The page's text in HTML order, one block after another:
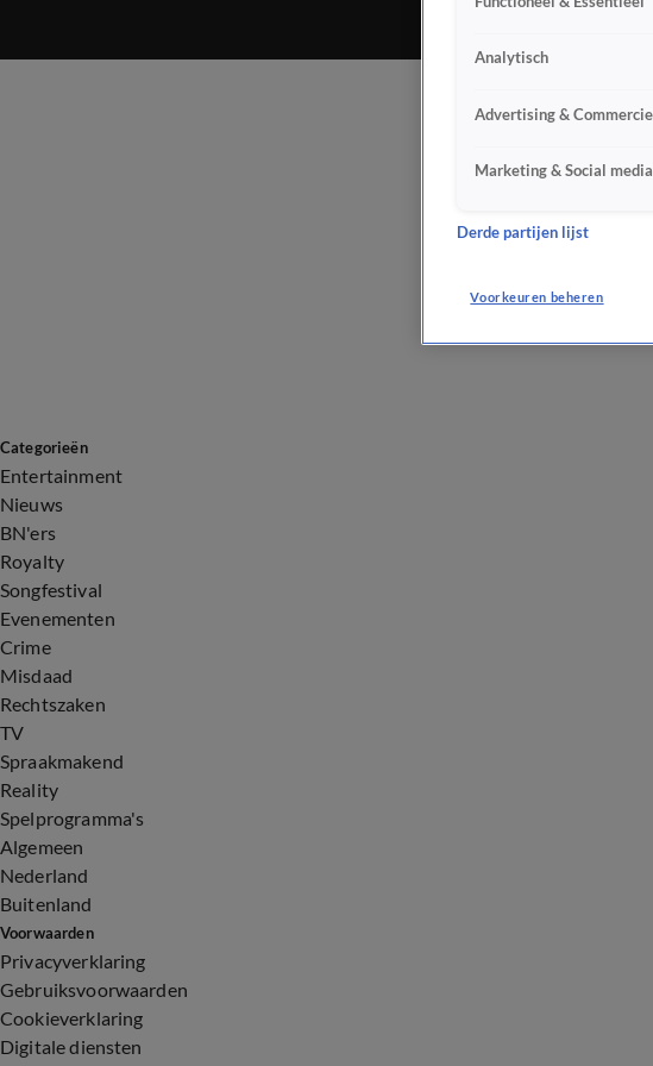
Categorieën
Entertainment
Nieuws
BN'ers
Royalty
Songfestival
Evenementen
Crime
Misdaad
Rechtszaken
TV
Spraakmakend
Reality
Spelprogramma's
Algemeen
Nederland
Buitenland
Voorwaarden
Privacyverklaring
Gebruiksvoorwaarden
Cookieverklaring
Digitale diensten
Analytisch
Advertising &
Marketing & Social media
Derde partijen lijst
Voorkeuren beheren